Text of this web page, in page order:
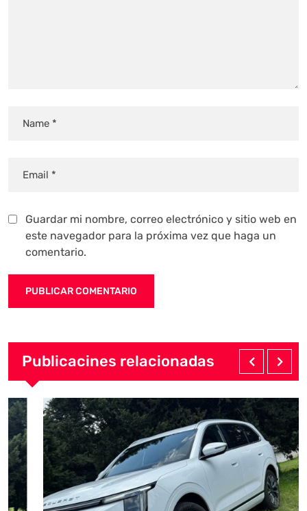
Guardar mi nombre, correo electrónico y sitio web en
este navegador para la próxima vez que haga un
comentario.
Publicacines relacionadas